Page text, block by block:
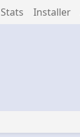
Stats Installer